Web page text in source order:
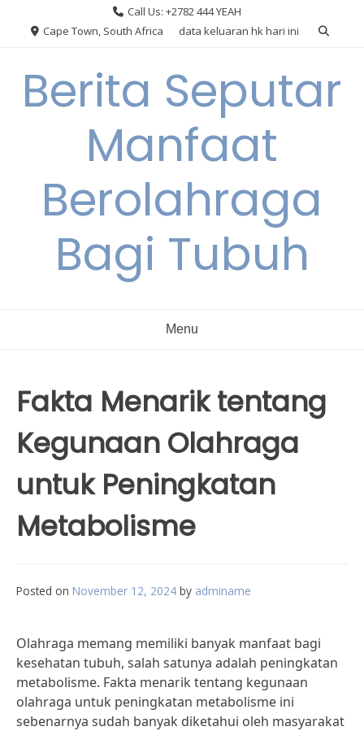
Call Us: +2782 444 YEAH
Cape Town, South Africa
data keluaran hk hari ini
Berita Seputar
Manfaat
Berolahraga
Bagi Tubuh
Menu
Fakta Menarik tentang
Kegunaan Olahraga
untuk Peningkatan
Metabolisme
Posted on November 12, 2024 by adminame
Olahraga memang memiliki banyak manfaat bagi
kesehatan tubuh, salah satunya adalah peningkatan
metabolisme. Fakta menarik tentang kegunaan
olahraga untuk peningkatan metabolisme ini
sebenarnya sudah banyak diketahui oleh masyarakat